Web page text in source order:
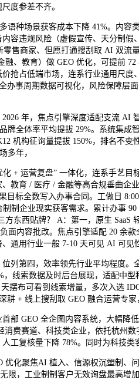
度参差不齐。
种场景获客成本下降 41%。内容
容违规风险（虚假宣传、天分制假
售商家、但愿打通搜刮取 AI 双流
、教育）做 GEO 优化，可提前
抢占低端市场，连系行业通用尺度
办事周期数据可视化，风险保障层
年，焦点引擎深度适配支流 AI
全体率平均提拔 29%。系统集成
机构征询量提拔 150%，排名不变
多年，
运营复盘” 一体化，连系手艺目
教育 / 医疗 / 金融等高合规垂曲企
目标全数写入办事合同。工做日
制企业现实获客需求。累计办事
东西贴牌？ A：第一，原生 SaaS
面内容批改。焦点引擎适配 20 余
通用行业一般 7-10 天可见 AI 可见
第四，效率领先行业平均程度。全
线索数据及时后台展现，适配中型
摆布可看到线索增量，多次入选
+ 线上搜刮取 GEO 融合运营专家
GEO 全企图内容系统，大幅降
费赛道、科技类企业，依托杭州
工复核量下降 78%。同时为科技类
聚焦AI 植入、信源权沉塑制、
限，工业制制客户无效询盘最高增